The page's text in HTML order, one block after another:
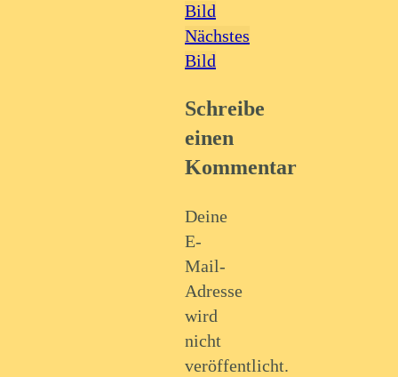
Bild
Nächstes
Bild
Schreibe
einen
Kommentar
Deine
E-
Mail-
Adresse
wird
nicht
veröffentlicht.